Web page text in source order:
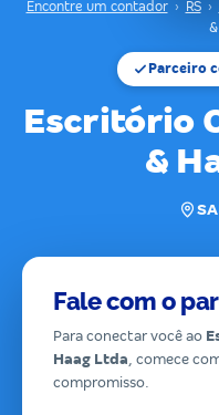
Encontre um contador › RS ›
Parceiro
Escritório
&
Fale com o
Para conectar você ao
Haag Ltda, comece
compromisso.